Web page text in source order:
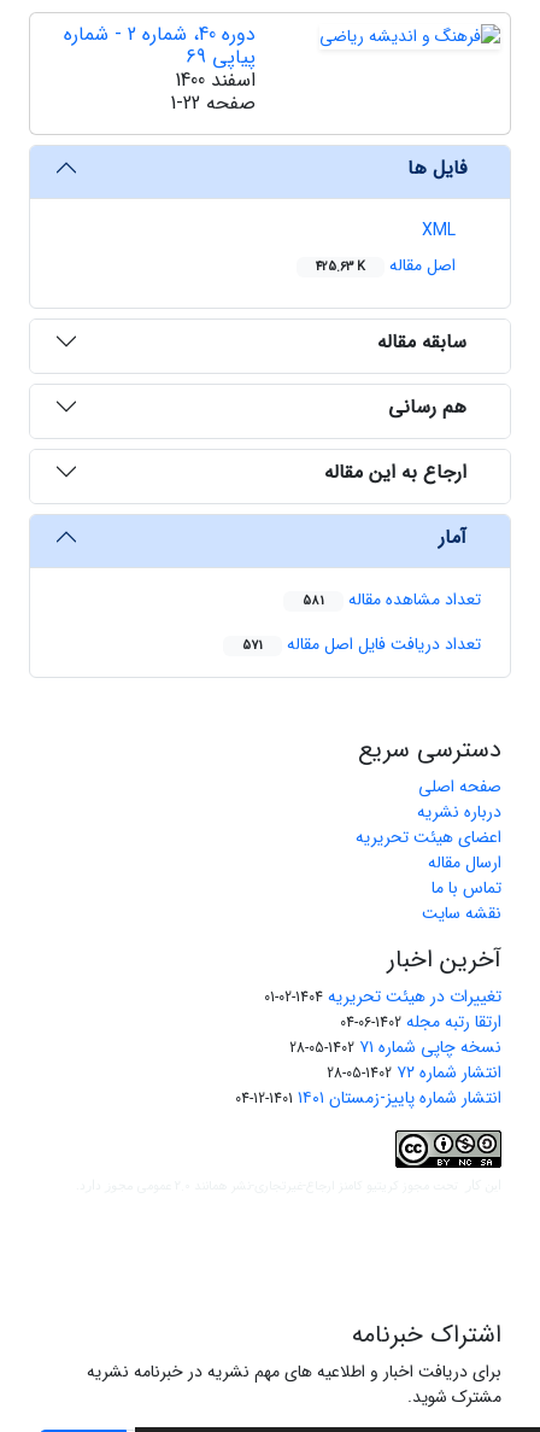
دوره 40، شماره 2 - شماره
پیاپی 69
اسفند 1400
صفحه 1-22
فایل ها
XML
اصل مقاله
425.63 K
سابقه مقاله
هم رسانی
ارجاع به این مقاله
آمار
تعداد مشاهده مقاله 581
تعداد دریافت فایل اصل مقاله 571
دسترسی سریع
صفحه اصلی
درباره نشریه
اعضای هیئت تحریریه
ارسال مقاله
تماس با ما
نقشه سایت
آخرین اخبار
تغییرات در هیئت تحریریه 1404-02-01
ارتقا رتبه مجله 1402-06-04
نسخه چاپی شماره ۷۱ 1402-05-28
انتشار شماره ۷۲ 1402-05-28
انتشار شماره پاییز-زمستان ۱۴۰۱ 1401-12-04
اشتراک خبرنامه
برای دریافت اخبار و اطلاعیه های مهم نشریه در خبرنامه نشریه
مشترک شوید.